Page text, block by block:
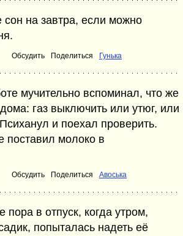
сон на завтра, если можно
Обсудить Поделиться Гунька
мучительно вспоминал, что же
газ выключить или утюг, или
и поехал проверить.
поставил молоко в
Обсудить Поделиться Авоська
пора в отпуск, когда утром,
попыталась надеть её